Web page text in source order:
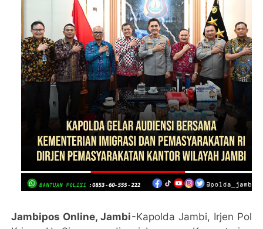
Jambipos Online, Jambi-Kapolda Jambi, Irjen Pol